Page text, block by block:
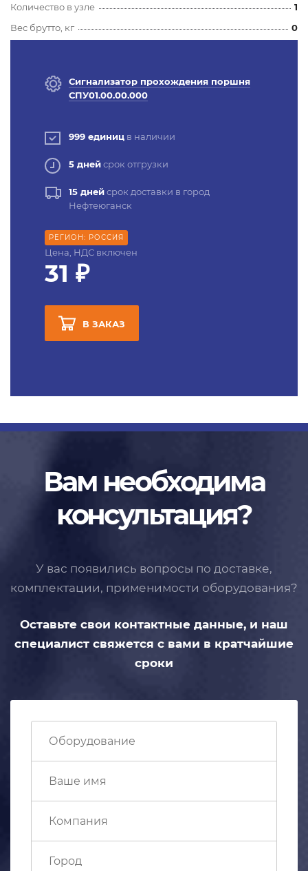
Количество в узле
1
Вес брутто, кг
0
Сигнализатор прохождения поршня
СПУ01.00.00.000
999 единиц в наличии
5 днейсрок отгрузки
15 днейсрок доставки в город
Нефтеюганск
РЕГИОН: РОССИЯ
Цена, НДС включен
31 ₽
В ЗАКАЗ
Вам необходима
консультация?
У вас появились вопросы по доставке,
комплектации, применимости оборудования?
Оставьте свои контактные данные, и наш
специалист свяжется с вами в кратчайшие
сроки